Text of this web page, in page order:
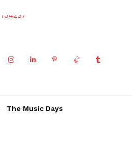
The Music Days